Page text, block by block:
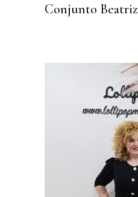
Conjunto Beatriz